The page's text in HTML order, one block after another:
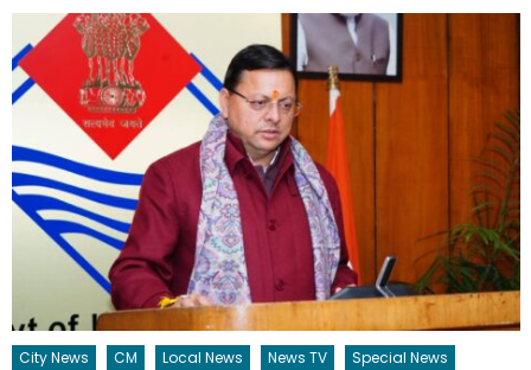
City News CM Local News News TV
Special News